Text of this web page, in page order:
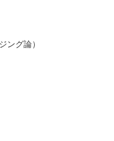
ング論）